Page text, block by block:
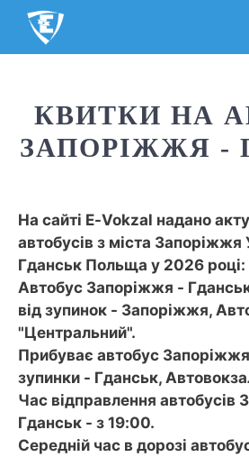
КВИТКИ НА
ЗАПОРІЖЖЯ -
На сайті E-Vokzal надано
автобусів з міста Запоріжжя
Гданськ Польща у 2026 році:
Автобус Запоріжжя -
від зупинок - Запоріжжя,
"Центральний".
Прибуває автобус
зупинки - Гданськ,
Час відправлення автобусів
Гданськ - з 19:00.
Середній час в дорозі